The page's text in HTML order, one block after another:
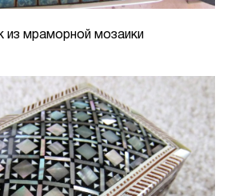
из мраморной мозаики